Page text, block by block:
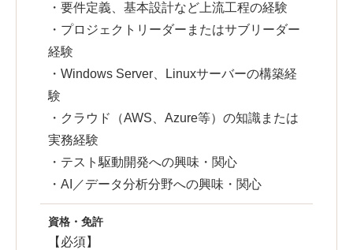
・要件定義、基本設計など上流工程の経験
・プロジェクトリーダーまたはサブリーダー
経験
・Windows Server、Linuxサーバーの構築経
験
・クラウド（AWS、Azure等）の知識または
実務経験
・テスト駆動開発への興味・関心
・AI／データ分析分野への興味・関心
資格・免許
【必須】